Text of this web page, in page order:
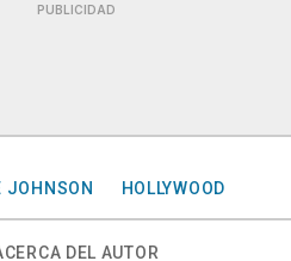
PUBLICIDAD
JOHNSON HOLLYWOOD
DEL AUTOR